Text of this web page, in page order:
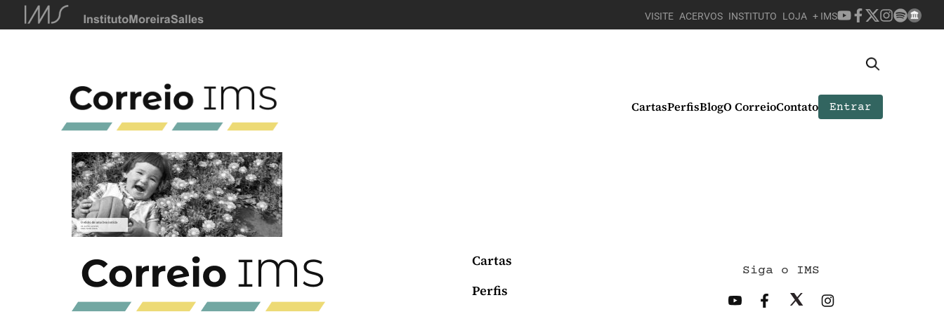
VISITE ACERVOS INSTITUTO LOJA + IMS
CartasPerfisBlogO CorreioContato Entrar
Cartas
Perfis
Siga o IMS